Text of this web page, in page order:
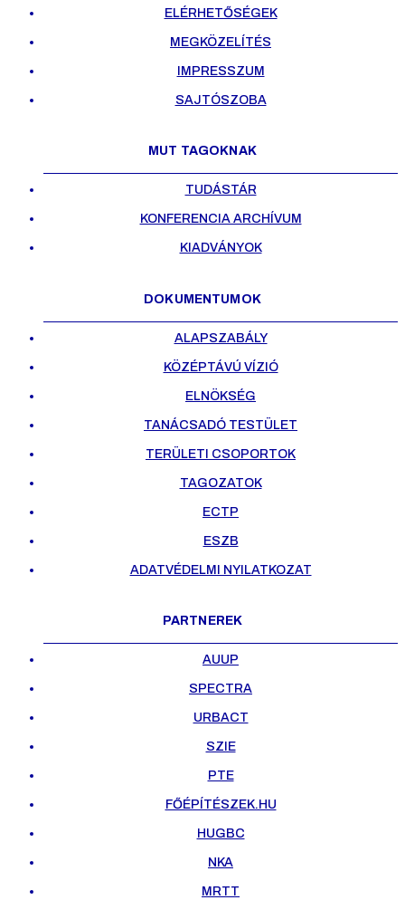
ELÉRHETŐSÉGEK
MEGKÖZELÍTÉS
IMPRESSZUM
SAJTÓSZOBA
MUT TAGOKNAK
TUDÁSTÁR
KONFERENCIA ARCHÍVUM
KIADVÁNYOK
DOKUMENTUMOK
ALAPSZABÁLY
KÖZÉPTÁVÚ VÍZIÓ
ELNÖKSÉG
TANÁCSADÓ TESTÜLET
TERÜLETI CSOPORTOK
TAGOZATOK
ECTP
ESZB
ADATVÉDELMI NYILATKOZAT
PARTNEREK
AUUP
SPECTRA
URBACT
SZIE
PTE
FŐÉPÍTÉSZEK.HU
HUGBC
NKA
MRTT